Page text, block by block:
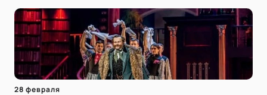
28 февраля